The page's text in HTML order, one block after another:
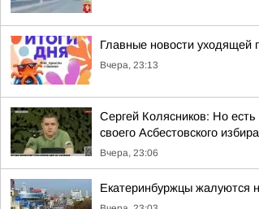
Главные новости уходящей
Вчера, 23:13
Сергей Колясников: Но
своего Асбестовского
Вчера, 23:06
Екатеринбуржцы жалуются